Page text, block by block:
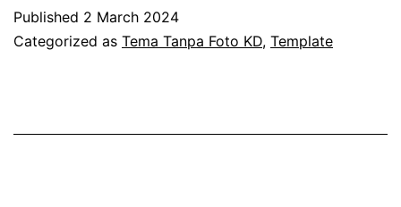
(Tanpa
Published 2 March 2024
Categorized as Tema Tanpa Foto KD, Template